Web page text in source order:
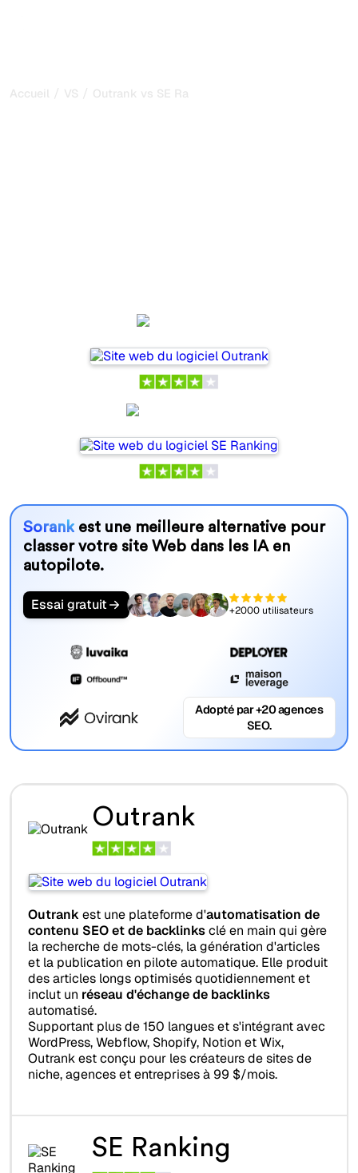
Accueil / VS / Outrank vs SE Ranking
Sorankest une meilleure alternative pour
classer votre site Web dans les IA en
autopilote.
Essai gratuit +2000 utilisateurs
Adopté par +20 agences
SEO.
Outrank
Outrank est une plateforme d'automatisation de
contenu SEO et de backlinksclé en main qui gère
la recherche de mots-clés, la génération d'articles
et la publication en pilote automatique. Elle produit
des articles longs optimisés quotidiennement et
inclut un réseau d'échange de backlinks
automatisé.
Supportant plus de 150 langues et s'intégrant avec
WordPress, Webflow, Shopify, Notion et Wix,
Outrank est conçu pour les créateurs de sites de
niche, agences et entreprises à 99 $/mois.
SE Ranking